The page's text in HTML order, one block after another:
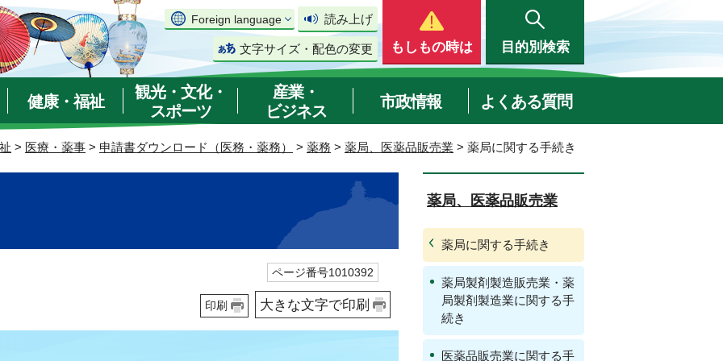
Foreign language 読み上げ
文字サイズ・配色の変更 もしもの時は 目的別検索
健康・福祉
観光・文化・
スポーツ
産業・
ビジネス
市政情報 よくある質問
> 医療・薬事 > 申請書ダウンロード（医務・薬務） > 薬務 > 薬局、医薬品販売業 > 薬局に関する手続き
ページ番号1010392
印刷 大きな文字で印刷
薬局、医薬品販売業
薬局に関する手続き
薬局製剤製造販売業・薬
局製剤製造業に関する手
続き
医薬品販売業に関する手